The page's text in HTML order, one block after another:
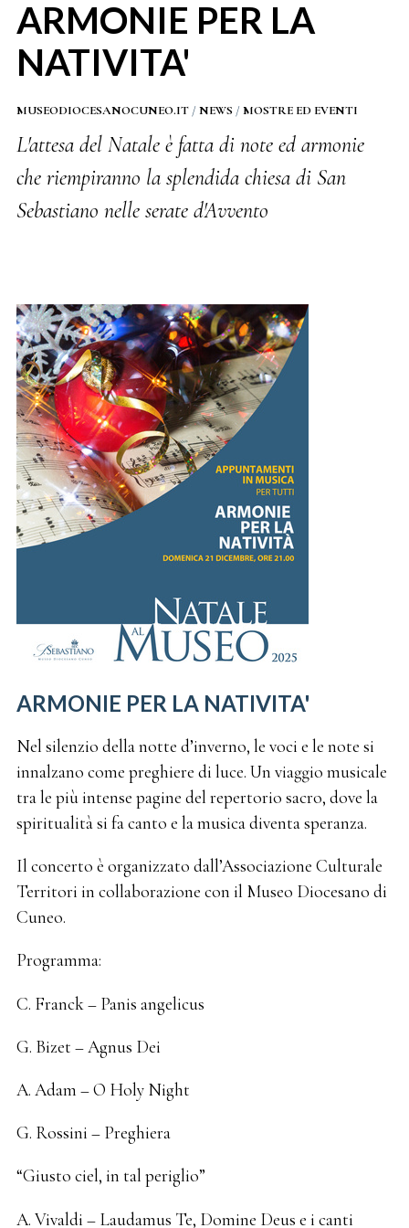
ARMONIE PER LA
NATIVITA'
MUSEODIOCESANOCUNEO.IT/NEWS /MOSTRE ED EVENTI
L'attesa del Natale è fatta di note ed armonie
che riempiranno la splendida chiesa di San
Sebastiano nelle serate d'Avvento
ARMONIE PER LA NATIVITA'
Nel silenzio della notte d’inverno, le voci e le note si
innalzano come preghiere di luce. Un viaggio musicale
tra le più intense pagine del repertorio sacro, dove la
spiritualità si fa canto e la musica diventa speranza.
Il concerto è organizzato dall’Associazione Culturale
Territori in collaborazione con il Museo Diocesano di
Cuneo.
Programma:
C. Franck – Panis angelicus
G. Bizet – Agnus Dei
A. Adam – O Holy Night
G. Rossini – Preghiera
“Giusto ciel, in tal periglio”
A. Vivaldi – Laudamus Te, Domine Deus e i canti